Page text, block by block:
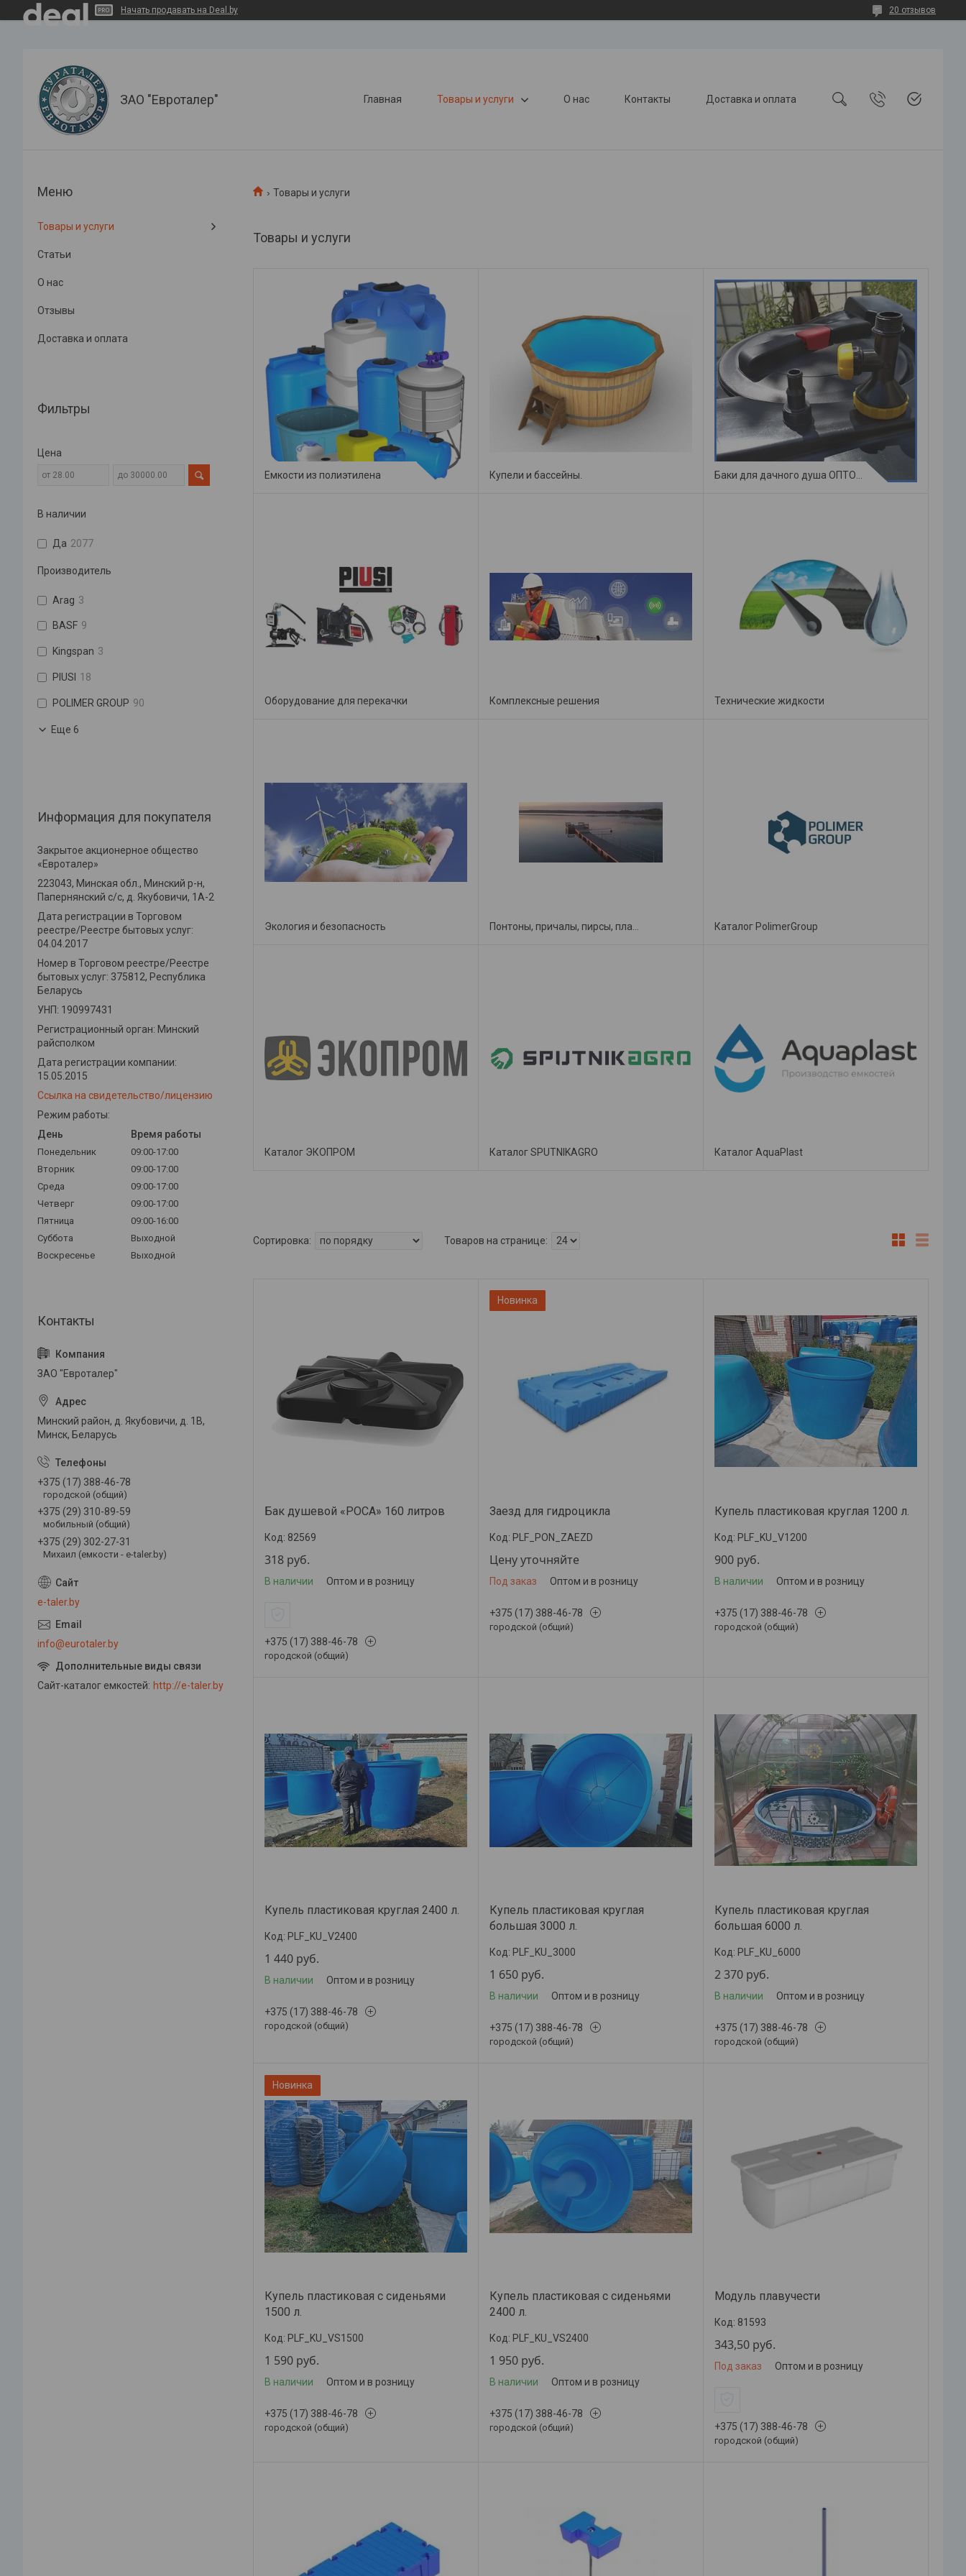
Начать продавать на Deal.by 20 отзывов
ЗАО "Евроталер" Главная Товары и услуги О нас Контакты Доставка и оплата
Товары и услуги
Товары и услуги
Емкости из полиэтилена Купели и бассейны.
Оборудование для перекачки Комплексные решения Технические жидкости
Экология и безопасность Каталог PolimerGroup
Каталог ЭКОПРОМ Каталог SPUTNIKAGRO Каталог AquaPlast
Бак душевой «РОСА» 160 литров
82569
318 руб.
В наличии Оптом и в розницу
+375 (17) 388-46-78
городской (общий)
Новинка
Заезд для гидроцикла
PLF_PON_ZAEZD
Цену уточняйте
Под заказ Оптом и в розницу
+375 (17) 388-46-78
городской (общий)
Купель пластиковая круглая 1200 л.
PLF_KU_V1200
900 руб.
В наличии Оптом и в розницу
+375 (17) 388-46-78
городской (общий)
Купель пластиковая круглая 2400 л.
PLF_KU_V2400
1 440 руб.
В наличии Оптом и в розницу
+375 (17) 388-46-78
городской (общий)
Купель пластиковая круглая
большая 3000 л.
PLF_KU_3000
1 650 руб.
В наличии Оптом и в розницу
+375 (17) 388-46-78
городской (общий)
Купель пластиковая круглая
большая 6000 л.
PLF_KU_6000
2 370 руб.
В наличии Оптом и в розницу
+375 (17) 388-46-78
городской (общий)
Новинка
Купель пластиковая с сиденьями
1500 л.
PLF_KU_VS1500
1 590 руб.
В наличии Оптом и в розницу
+375 (17) 388-46-78
городской (общий)
Купель пластиковая с сиденьями
2400 л.
PLF_KU_VS2400
1 950 руб.
В наличии Оптом и в розницу
+375 (17) 388-46-78
городской (общий)
Модуль плавучести
81593
343,50 руб.
Под заказ Оптом и в розницу
+375 (17) 388-46-78
городской (общий)
Товары и услуги
Статьи
О нас
Отзывы
Доставка и оплата
Фильтры
Цена
В наличии
Да 2077
Производитель
Arag 3
BASF 9
Kingspan 3
PIUSI 18
POLIMER GROUP 90
Еще 6
Информация для покупателя
Закрытое акционерное общество
«Евроталер»
223043, Минская обл., Минский р-н,
Папернянский с/с, д. Якубовичи, 1А-2
Дата регистрации в Торговом
реестре/Реестре бытовых услуг:
04.04.2017
Номер в Торговом реестре/Реестре
бытовых услуг: 375812, Республика
Беларусь
УНП: 190997431
Регистрационный орган: Минский
райсполком
Дата регистрации компании:
15.05.2015
Ссылка на свидетельство/лицензию
Режим работы:
День
Время работы
Понедельник
09:00-17:00
Вторник
09:00-17:00
Среда
09:00-17:00
Четверг
09:00-17:00
Пятница
09:00-16:00
Суббота
Выходной
Воскресенье
Выходной
ЗАО "Евроталер"
Минский район, д. Якубовичи, д. 1В,
Минск, Беларусь
+375 (17) 388-46-78
городской (общий)
+375 (29) 310-89-59
мобильный (общий)
+375 (29) 302-27-31
Михаил (емкости - e-taler.by)
e-taler.by
info@eurotaler.by
Сайт-каталог емкостей http://e-taler.by